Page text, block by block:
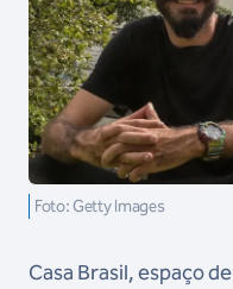
Foto: Getty Images
Casa Brasil, espaço